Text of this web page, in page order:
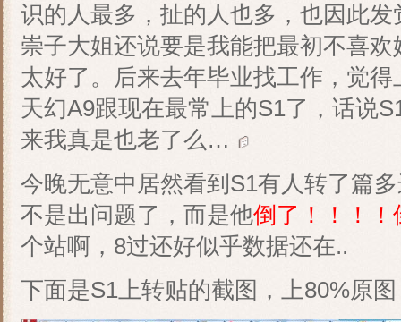
识的人最多，扯的人也多，也因此
崇子大姐还说要是我能把最初不喜
太好了。后来去年毕业找工作，觉
天幻A9跟现在最常上的S1了，话说
来我真是也老了么…
今晚无意中居然看到S1有人转了篇
不是出问题了，而是他倒了！！！！
个站啊，8过还好似乎数据还在..
下面是S1上转贴的截图，上80%原